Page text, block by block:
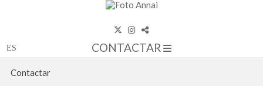
CONTACTAR
Contactar